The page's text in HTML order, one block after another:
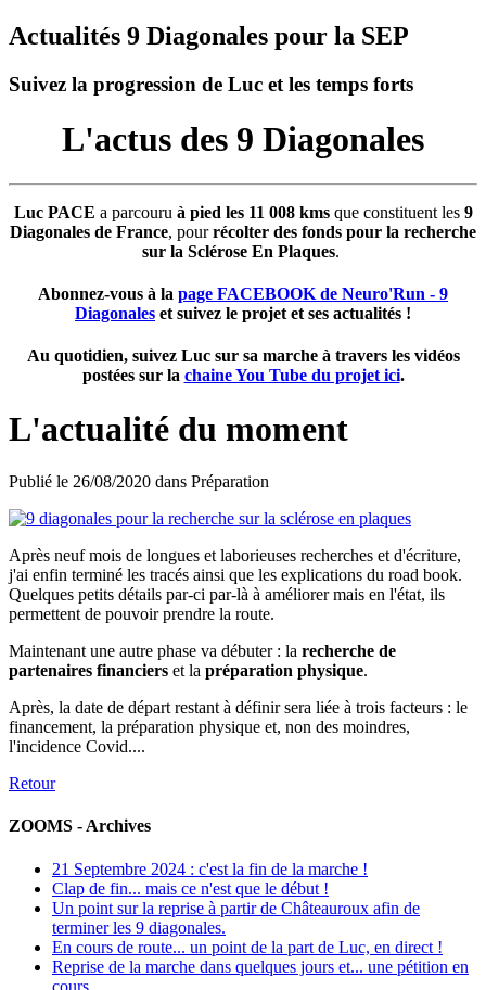
Actualités 9 Diagonales pour la SEP
Suivez la progression de Luc et les temps forts
L'actus des 9 Diagonales
Luc PACE a parcouru à pied les 11 008 kmsque constituent les 9
Diagonales de France, pourrécolter des fonds pour la recherche
sur la Sclérose En Plaques.
Abonnez-vous à la page FACEBOOK de Neuro'Run - 9
Diagonales et suivez le projet et ses actualités !
Au quotidien, suivez Luc sur sa marche à travers les vidéos
postées sur la chaine You Tube du projet ici.
L'actualité du moment
Publié le 26/08/2020 dans Préparation
Après neuf mois de longues et laborieuses recherches et d'écriture,
j'ai enfin terminé les tracés ainsi que les explications du road book.
Quelques petits détails par-ci par-là à améliorer mais en l'état, ils
permettent de pouvoir prendre la route.
Maintenant une autre phase va débuter : la recherche de
partenaires financiers et la préparation physique.
Après, la date de départ restant à définir sera liée à trois facteurs : le
financement, la préparation physique et, non des moindres,
l'incidence Covid....
Retour
ZOOMS - Archives
21 Septembre 2024 : c'est la fin de la marche !
Clap de fin... mais ce n'est que le début !
Un point sur la reprise à partir de Châteauroux afin de
terminer les 9 diagonales.
En cours de route... un point de la part de Luc, en direct !
Reprise de la marche dans quelques jours et... une pétition en
cours